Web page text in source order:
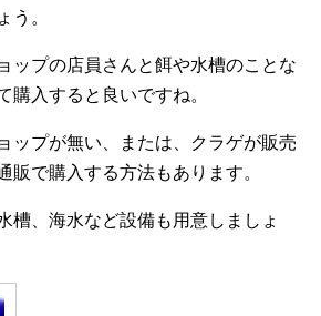
う。
ップの店員さんと餌や水槽のことな
購入すると良いですね。
ップが無い、または、クラゲが販売
販で購入する方法もあります。
槽、海水など設備も用意しましょ